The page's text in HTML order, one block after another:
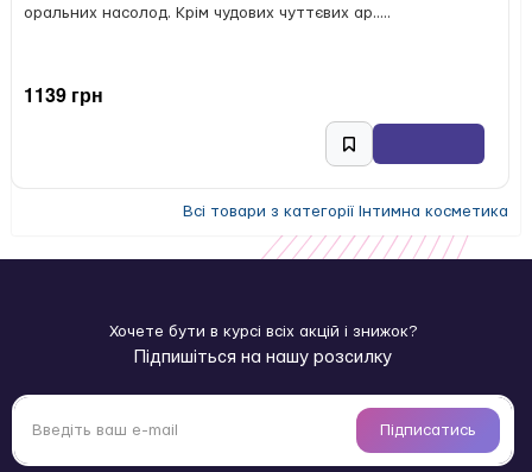
оральних насолод. Крім чудових чуттєвих ар.....
1139 грн
Всі товари з категорії Інтимна косметика
Хочете бути в курсі всіх акцій і знижок?
Підпишіться на нашу розсилку
Підписатись